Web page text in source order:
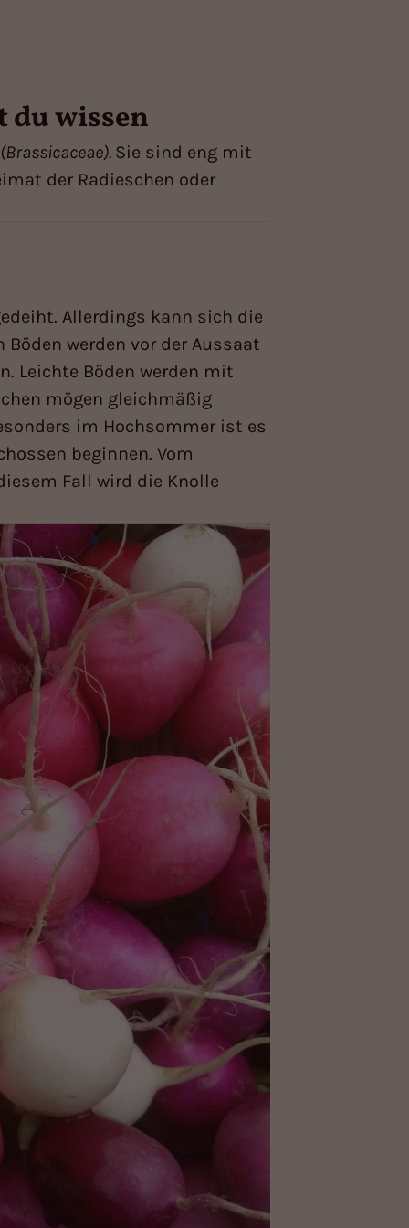
du wissen
(Brassicaceae). Sie sind eng mit
der Radieschen oder
Allerdings kann sich die
werden vor der Aussaat
Leichte Böden werden mit
mögen gleichmäßig
im Hochsommer ist es
beginnen. Vom
Fall wird die Knolle